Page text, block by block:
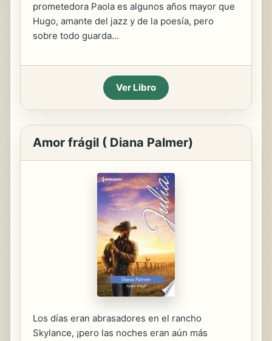
prometedora Paola es algunos años mayor que
Hugo, amante del jazz y de la poesía, pero
sobre todo guarda...
Ver Libro
Amor frágil ( Diana Palmer)
Los días eran abrasadores en el rancho
Skylance, ¡pero las noches eran aún más